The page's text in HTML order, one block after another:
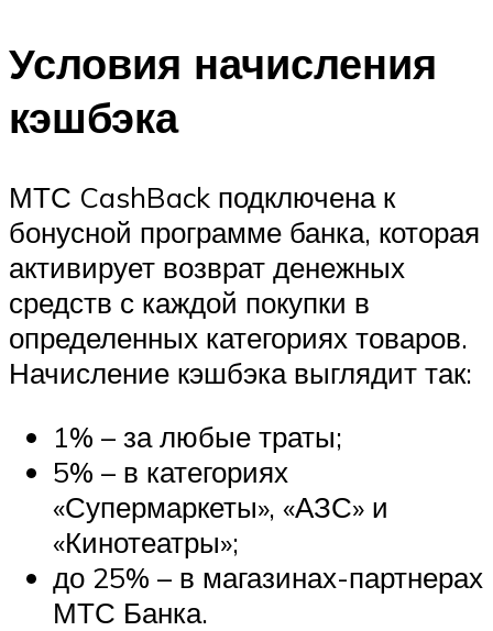
Условия начисления
кэшбэка
МТС CashBack подключена к
бонусной программе банка, которая
активирует возврат денежных
средств с каждой покупки в
определенных категориях товаров.
Начисление кэшбэка выглядит так:
1% – за любые траты;
5% – в категориях
«Супермаркеты», «АЗС» и
«Кинотеатры»;
до 25% – в магазинах-партнерах
МТС Банка.